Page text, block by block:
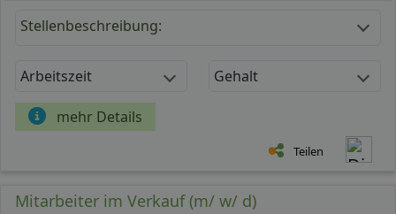
Stellenbeschreibung:
Arbeitszeit Gehalt
mehr Details
Teilen
Mitarbeiter im Verkauf (m/ w/ d)